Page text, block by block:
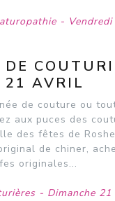
-
DE
21 AVRIL
de couture ou
aux puces des
des fêtes de
de chiner,
originales...
- Dimanche